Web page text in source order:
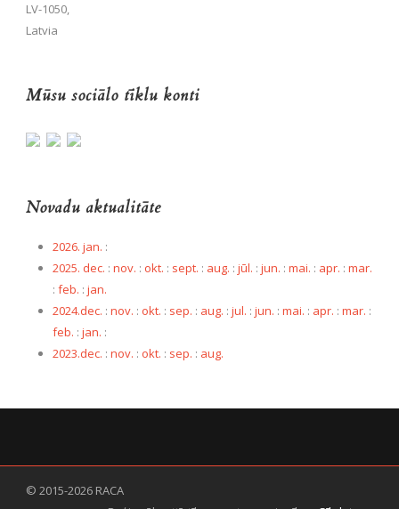
LV-1050,
Latvia
Mūsu sociālo tīklu konti
Novadu aktualitāte
2026. jan. :
2025. dec. : nov. : okt. : sept. : aug. : jūl. : jun. : mai. : apr. : mar.
: feb. : jan.
2024.dec. : nov. : okt. : sep. : aug. : jul. : jun. : mai. : apr. : mar. :
feb. : jan. :
2023.dec. : nov. : okt. : sep. : aug.
© 2015-2026 RACA